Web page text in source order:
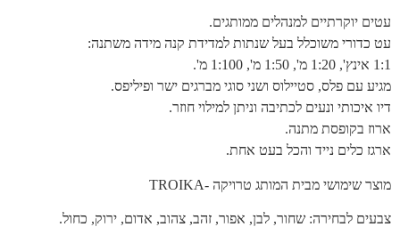
עטים יוקרתיים למנהלים ממותגים.
עט כדורי משוכלל בעל שנתות למדידת קנה מידה משתנה:
1:1 אינץ', 1:20 מ', 1:50 מ', 1:100 מ'.
מגיע עם פלס, סטיילוס ושני סוגי מברגים ישר ופיליפס.
דיו איכותי ונעים לכתיבה וניתן למילוי חוזר.
ארוז בקופסת מתנה.
ארגז כלים נייד והכל בעט אחת.
מוצר שימושי מבית המותג טרויקה -TROIKA
צבעים לבחירה: שחור, לבן, אפור, זהב, צהוב, אדום, ירוק, כחול.